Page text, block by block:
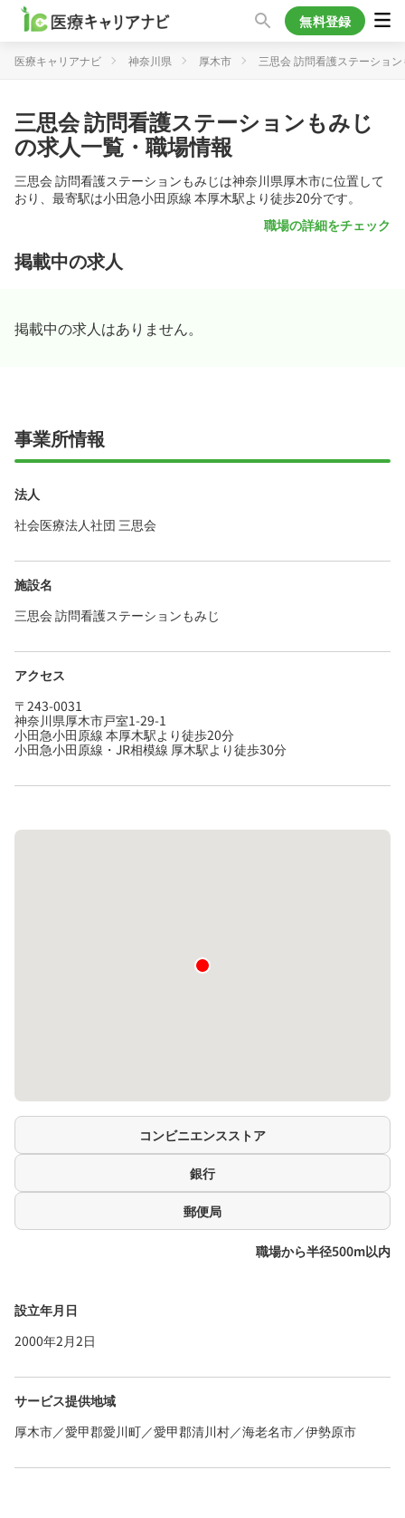
無料登録
医療キャリアナビ 神奈川県 厚木市 三思会 訪問看護ステーショ
三思会 訪問看護ステーションもみじ
の求人一覧・職場情報
三思会 訪問看護ステーションもみじは神奈川県厚木市に位置して
おり、最寄駅は小田急小田原線 本厚木駅より徒歩20分です。
職場の詳細をチェック
掲載中の求人
掲載中の求人はありません。
事業所情報
法人
社会医療法人社団 三思会
施設名
三思会 訪問看護ステーションもみじ
アクセス
〒243-0031
神奈川県厚木市戸室1-29-1
小田急小田原線 本厚木駅より徒歩20分
小田急小田原線・JR相模線 厚木駅より徒歩30分
コンビニエンスストア
銀行
郵便局
職場から半径500m以内
設立年月日
2000年2月2日
サービス提供地域
厚木市／愛甲郡愛川町／愛甲郡清川村／海老名市／伊勢原市